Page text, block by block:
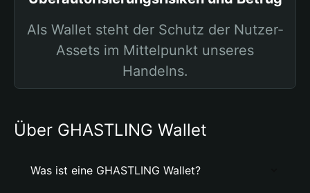
Als Wallet steht der Schutz der Nutzer-
Assets im Mittelpunkt unseres
Handelns.
Über GHASTLING Wallet
Was ist eine GHASTLING Wallet?